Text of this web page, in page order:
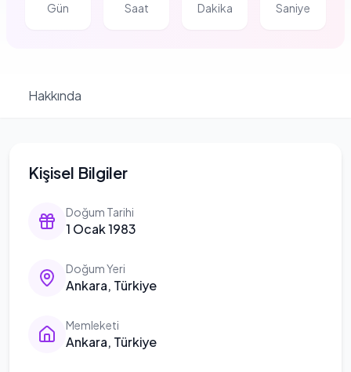
Gün Saat Dakika Saniye
Hakkında
Kişisel Bilgiler
Doğum Tarihi
1 Ocak 1983
Doğum Yeri
Ankara, Türkiye
Memleketi
Ankara, Türkiye